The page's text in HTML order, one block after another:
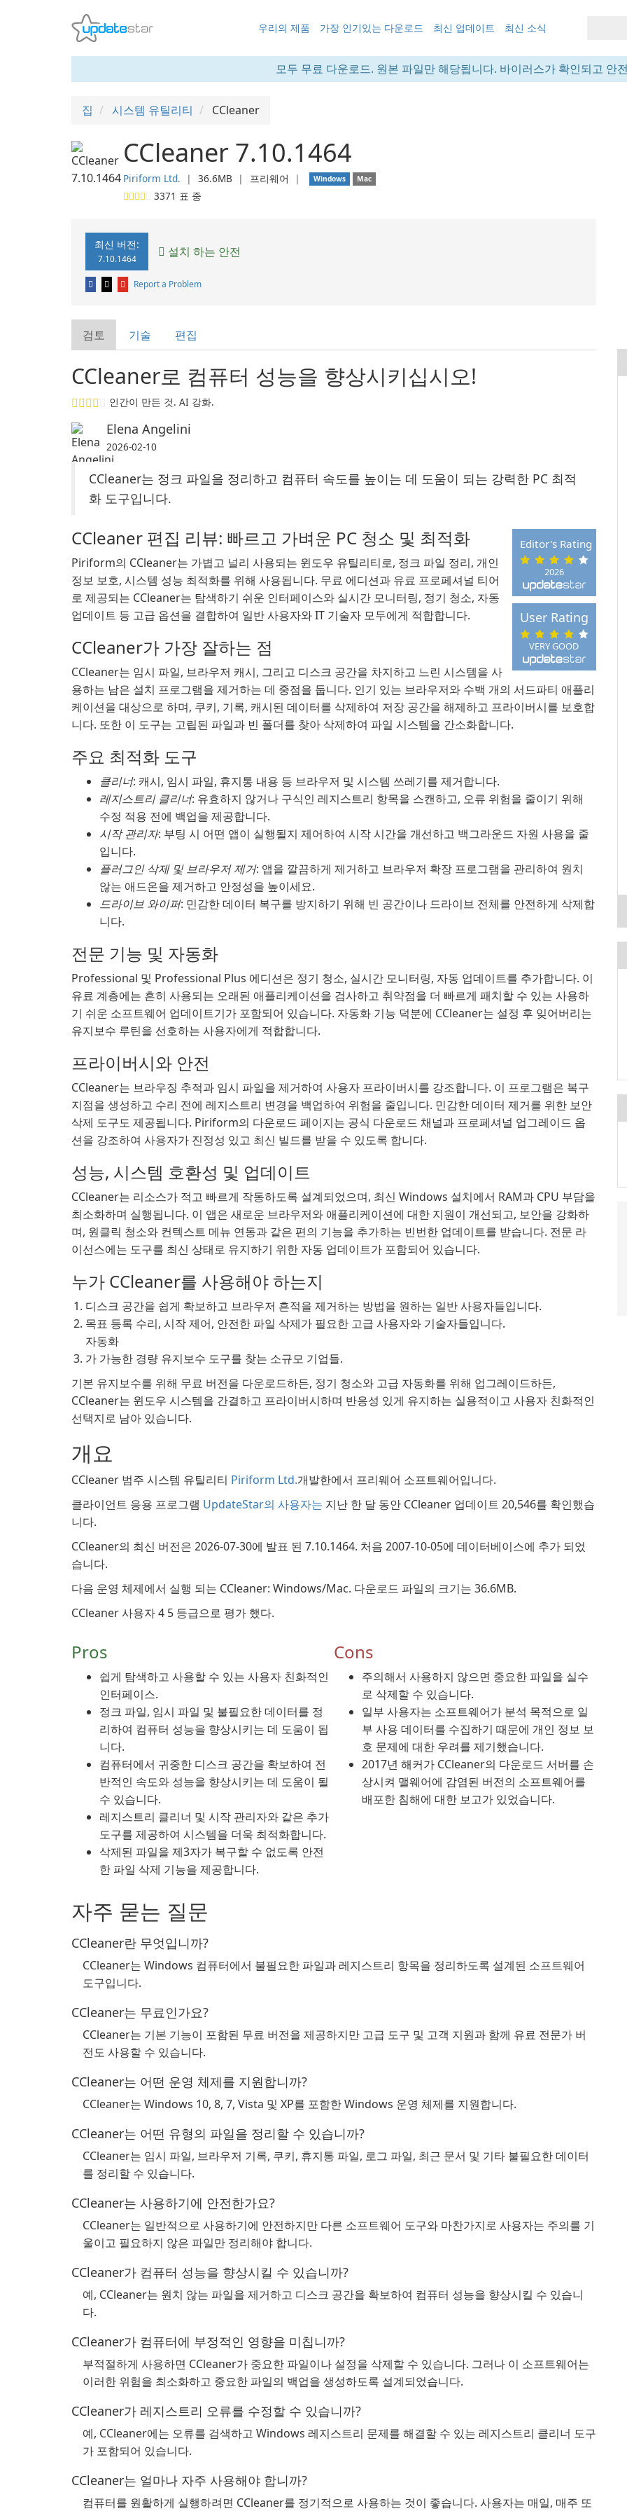
우리의 제품 가장 인기있는 다운로드 최신 업데이트 최신 소식
모두 무료 다운로드. 원본 파일만 해당됩니다. 바이러스가 확인되고 안
집 시스템 유틸리티 CCleaner
CCleaner 7.10.1464
Piriform Ltd. ❘ 36.6MB ❘ 프리웨어 ❘ Windows Mac
3371 표 중
최신 버전:
7.10.1464 설치 하는 안전
Report a Problem
검토 기술 편집
CCleaner로 컴퓨터 성능을 향상시키십시오!
인간이 만든 것. AI 강화.
Elena Angelini
2026-02-10
CCleaner는 정크 파일을 정리하고 컴퓨터 속도를 높이는 데 도움이 되는 강력한 PC 최적
화 도구입니다.
2026
Editor's Rating
VERY GOOD
User Rating
CCleaner 편집 리뷰: 빠르고 가벼운 PC 청소 및 최적화
Piriform의 CCleaner는 가볍고 널리 사용되는 윈도우 유틸리티로, 정크 파일 정리, 개인
정보 보호, 시스템 성능 최적화를 위해 사용됩니다. 무료 에디션과 유료 프로페셔널 티어
로 제공되는 CCleaner는 탐색하기 쉬운 인터페이스와 실시간 모니터링, 정기 청소, 자동
업데이트 등 고급 옵션을 결합하여 일반 사용자와 IT 기술자 모두에게 적합합니다.
CCleaner가 가장 잘하는 점
CCleaner는 임시 파일, 브라우저 캐시, 그리고 디스크 공간을 차지하고 느린 시스템을 사
용하는 남은 설치 프로그램을 제거하는 데 중점을 둡니다. 인기 있는 브라우저와 수백 개의 서드파티 애플리
케이션을 대상으로 하며, 쿠키, 기록, 캐시된 데이터를 삭제하여 저장 공간을 해제하고 프라이버시를 보호합
니다. 또한 이 도구는 고립된 파일과 빈 폴더를 찾아 삭제하여 파일 시스템을 간소화합니다.
주요 최적화 도구
클리너: 캐시, 임시 파일, 휴지통 내용 등 브라우저 및 시스템 쓰레기를 제거합니다.
레지스트리 클리너: 유효하지 않거나 구식인 레지스트리 항목을 스캔하고, 오류 위험을 줄이기 위해
수정 적용 전에 백업을 제공합니다.
시작 관리자: 부팅 시 어떤 앱이 실행될지 제어하여 시작 시간을 개선하고 백그라운드 자원 사용을 줄
입니다.
플러그인 삭제 및 브라우저 제거: 앱을 깔끔하게 제거하고 브라우저 확장 프로그램을 관리하여 원치
않는 애드온을 제거하고 안정성을 높이세요.
드라이브 와이퍼: 민감한 데이터 복구를 방지하기 위해 빈 공간이나 드라이브 전체를 안전하게 삭제합
니다.
전문 기능 및 자동화
Professional 및 Professional Plus 에디션은 정기 청소, 실시간 모니터링, 자동 업데이트를 추가합니다. 이
유료 계층에는 흔히 사용되는 오래된 애플리케이션을 검사하고 취약점을 더 빠르게 패치할 수 있는 사용하
기 쉬운 소프트웨어 업데이트기가 포함되어 있습니다. 자동화 기능 덕분에 CCleaner는 설정 후 잊어버리는
유지보수 루틴을 선호하는 사용자에게 적합합니다.
프라이버시와 안전
CCleaner는 브라우징 추적과 임시 파일을 제거하여 사용자 프라이버시를 강조합니다. 이 프로그램은 복구
지점을 생성하고 수리 전에 레지스트리 변경을 백업하여 위험을 줄입니다. 민감한 데이터 제거를 위한 보안
삭제 도구도 제공됩니다. Piriform의 다운로드 페이지는 공식 다운로드 채널과 프로페셔널 업그레이드 옵
션을 강조하여 사용자가 진정성 있고 최신 빌드를 받을 수 있도록 합니다.
성능, 시스템 호환성 및 업데이트
CCleaner는 리소스가 적고 빠르게 작동하도록 설계되었으며, 최신 Windows 설치에서 RAM과 CPU 부담을
최소화하며 실행됩니다. 이 앱은 새로운 브라우저와 애플리케이션에 대한 지원이 개선되고, 보안을 강화하
며, 원클릭 청소와 컨텍스트 메뉴 연동과 같은 편의 기능을 추가하는 빈번한 업데이트를 받습니다. 전문 라
이선스에는 도구를 최신 상태로 유지하기 위한 자동 업데이트가 포함되어 있습니다.
누가 CCleaner를 사용해야 하는지
디스크 공간을 쉽게 확보하고 브라우저 흔적을 제거하는 방법을 원하는 일반 사용자들입니다.
목표 등록 수리, 시작 제어, 안전한 파일 삭제가 필요한 고급 사용자와 기술자들입니다.
자동화
가 가능한 경량 유지보수 도구를 찾는 소규모 기업들.
기본 유지보수를 위해 무료 버전을 다운로드하든, 정기 청소와 고급 자동화를 위해 업그레이드하든,
CCleaner는 윈도우 시스템을 간결하고 프라이버시하며 반응성 있게 유지하는 실용적이고 사용자 친화적인
선택지로 남아 있습니다.
개요
CCleaner 범주 시스템 유틸리티 Piriform Ltd.개발한에서 프리웨어 소프트웨어입니다.
클라이언트 응용 프로그램 UpdateStar의 사용자는 지난 한 달 동안 CCleaner 업데이트 20,546를 확인했습
니다.
CCleaner의 최신 버전은 2026-07-30에 발표 된 7.10.1464. 처음 2007-10-05에 데이터베이스에 추가 되었
습니다.
다음 운영 체제에서 실행 되는 CCleaner: Windows/Mac. 다운로드 파일의 크기는 36.6MB.
CCleaner 사용자 4 5 등급으로 평가 했다.
Pros
쉽게 탐색하고 사용할 수 있는 사용자 친화적인
인터페이스.
정크 파일, 임시 파일 및 불필요한 데이터를 정
리하여 컴퓨터 성능을 향상시키는 데 도움이 됩
니다.
컴퓨터에서 귀중한 디스크 공간을 확보하여 전
반적인 속도와 성능을 향상시키는 데 도움이 될
수 있습니다.
레지스트리 클리너 및 시작 관리자와 같은 추가
도구를 제공하여 시스템을 더욱 최적화합니다.
삭제된 파일을 제3자가 복구할 수 없도록 안전
한 파일 삭제 기능을 제공합니다.
Cons
주의해서 사용하지 않으면 중요한 파일을 실수
로 삭제할 수 있습니다.
일부 사용자는 소프트웨어가 분석 목적으로 일
부 사용 데이터를 수집하기 때문에 개인 정보 보
호 문제에 대한 우려를 제기했습니다.
2017년 해커가 CCleaner의 다운로드 서버를 손
상시켜 맬웨어에 감염된 버전의 소프트웨어를
배포한 침해에 대한 보고가 있었습니다.
자주 묻는 질문
CCleaner란 무엇입니까?
CCleaner는 Windows 컴퓨터에서 불필요한 파일과 레지스트리 항목을 정리하도록 설계된 소프트웨어
도구입니다.
CCleaner는 무료인가요?
CCleaner는 기본 기능이 포함된 무료 버전을 제공하지만 고급 도구 및 고객 지원과 함께 유료 전문가 버
전도 사용할 수 있습니다.
CCleaner는 어떤 운영 체제를 지원합니까?
CCleaner는 Windows 10, 8, 7, Vista 및 XP를 포함한 Windows 운영 체제를 지원합니다.
CCleaner는 어떤 유형의 파일을 정리할 수 있습니까?
CCleaner는 임시 파일, 브라우저 기록, 쿠키, 휴지통 파일, 로그 파일, 최근 문서 및 기타 불필요한 데이터
를 정리할 수 있습니다.
CCleaner는 사용하기에 안전한가요?
CCleaner는 일반적으로 사용하기에 안전하지만 다른 소프트웨어 도구와 마찬가지로 사용자는 주의를 기
울이고 필요하지 않은 파일만 정리해야 합니다.
CCleaner가 컴퓨터 성능을 향상시킬 수 있습니까?
예, CCleaner는 원치 않는 파일을 제거하고 디스크 공간을 확보하여 컴퓨터 성능을 향상시킬 수 있습니
다.
CCleaner가 컴퓨터에 부정적인 영향을 미칩니까?
부적절하게 사용하면 CCleaner가 중요한 파일이나 설정을 삭제할 수 있습니다. 그러나 이 소프트웨어는
이러한 위험을 최소화하고 중요한 파일의 백업을 생성하도록 설계되었습니다.
CCleaner가 레지스트리 오류를 수정할 수 있습니까?
예, CCleaner에는 오류를 검색하고 Windows 레지스트리 문제를 해결할 수 있는 레지스트리 클리너 도구
가 포함되어 있습니다.
CCleaner는 얼마나 자주 사용해야 합니까?
컴퓨터를 원활하게 실행하려면 CCleaner를 정기적으로 사용하는 것이 좋습니다. 사용자는 매일, 매주 또